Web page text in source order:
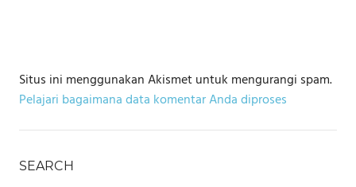
Situs ini menggunakan Akismet untuk mengurangi spam.
Pelajari bagaimana data komentar Anda diproses
SEARCH